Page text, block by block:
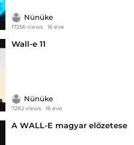
Nünüke
17256 views 16 éve
Wall-e 11
Nünüke
7282 views 16 éve
A WALL-E magyar előzetese